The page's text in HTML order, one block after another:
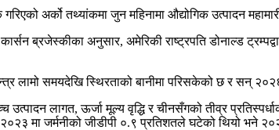
अर्को तथ्यांकमा जुन महिनामा औद्योगिक उत्पादन
ब्रजेस्कीका अनुसार, अमेरिकी राष्ट्रपति डोनाल्ड
लामो समयदेखि स्थिरताको बानीमा परिसकेको छ र सन्
उत्पादन लागत, ऊर्जा मूल्य वृद्धि र चीनसँगको तीव्र
मा जर्मनीको जीडीपी ०.९ प्रतिशतले घटेको थियो भने